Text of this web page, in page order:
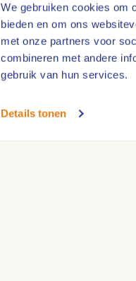
We gebruiken cookies om
bieden en om ons
met onze partners voor
combineren met andere
gebruik van hun services.
Details tonen